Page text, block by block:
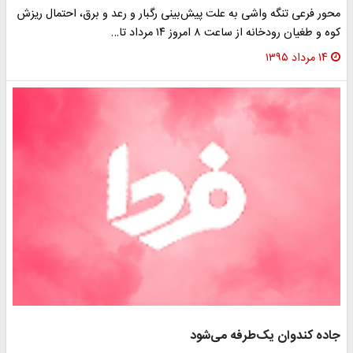
محور فرعی تنگه واشی به علت پیش‌‌بینی رگبار و رعد و برق‌، احتمال ریزش
کوه و طغیان رودخانه از ساعت ۸ امروز ۱۴ مرداد تا…
۱۴ مرداد ۱۳۹۵
جاده کندوان یک‌طرفه می‌شود